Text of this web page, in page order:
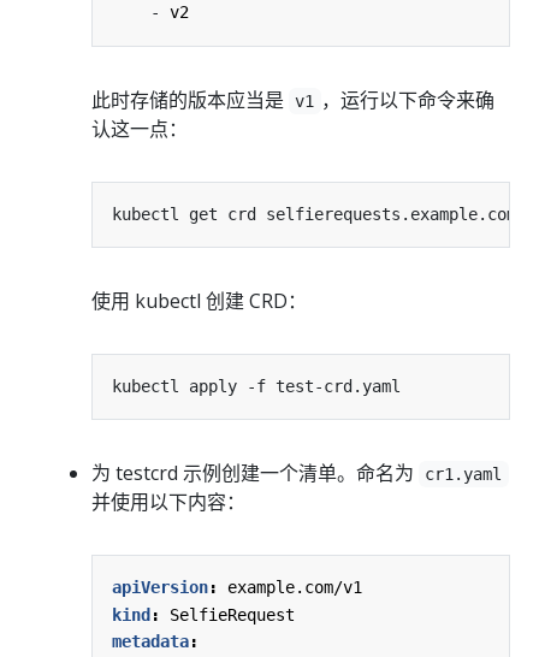
- v2
此时存储的版本应当是 v1
，运行以下命令来确
认这一点：
kubectl get crd selfierequests.example.com
使用 kubectl 创建 CRD：
为 testcrd 示例创建一个清单。命名为 cr1.yaml
并使用以下内容：
apiVersion:
example.com/v1
kind:
SelfieRequest
metadata: